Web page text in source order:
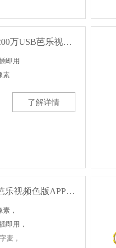
高清200万USB芭乐视频色版APP模组
即用
素
了解详情
USB芭乐视频色版APP模组1080P网络直播模块
，
用，
，